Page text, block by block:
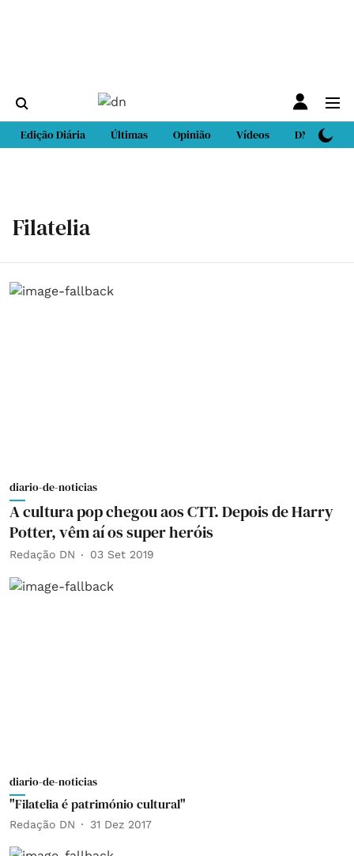
Edição Diária Últimas Opinião Vídeos DN Sport
Filatelia
diario-de-noticias
A cultura pop chegou aos CTT. Depois de Harry
Potter, vêm aí os super heróis
Redação DN 03 Set 2019
diario-de-noticias
"Filatelia é património cultural"
Redação DN 31 Dez 2017